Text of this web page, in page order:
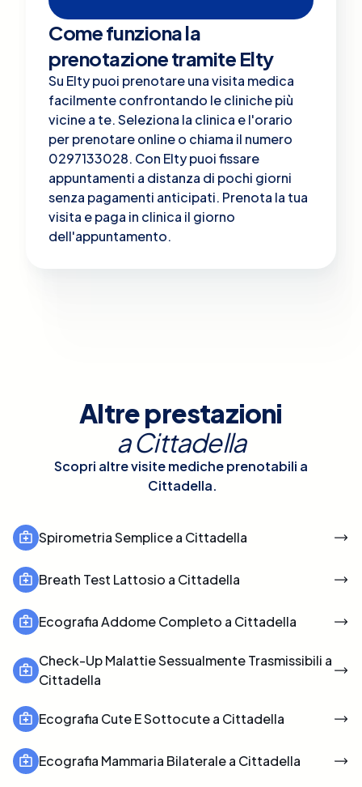
Come funziona la
prenotazione tramite Elty
Su Elty puoi prenotare una visita medica
facilmente confrontando le cliniche più
vicine a te. Seleziona la clinica e l'orario
per prenotare online o chiama il numero
0297133028. Con Elty puoi fissare
appuntamenti a distanza di pochi giorni
senza pagamenti anticipati. Prenota la tua
visita e paga in clinica il giorno
dell'appuntamento.
Altre prestazioni
aCittadella
Scopri altre visite mediche prenotabili a
Cittadella.
Spirometria Semplice a Cittadella
Breath Test Lattosio a Cittadella
Ecografia Addome Completo a Cittadella
Check-Up Malattie Sessualmente Trasmissibili a
Cittadella
Ecografia Cute E Sottocute a Cittadella
Ecografia Mammaria Bilaterale a Cittadella